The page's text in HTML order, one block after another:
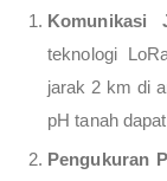
Komunikasi
teknologi
jarak 2 km di
pH tanah
Pengukuran